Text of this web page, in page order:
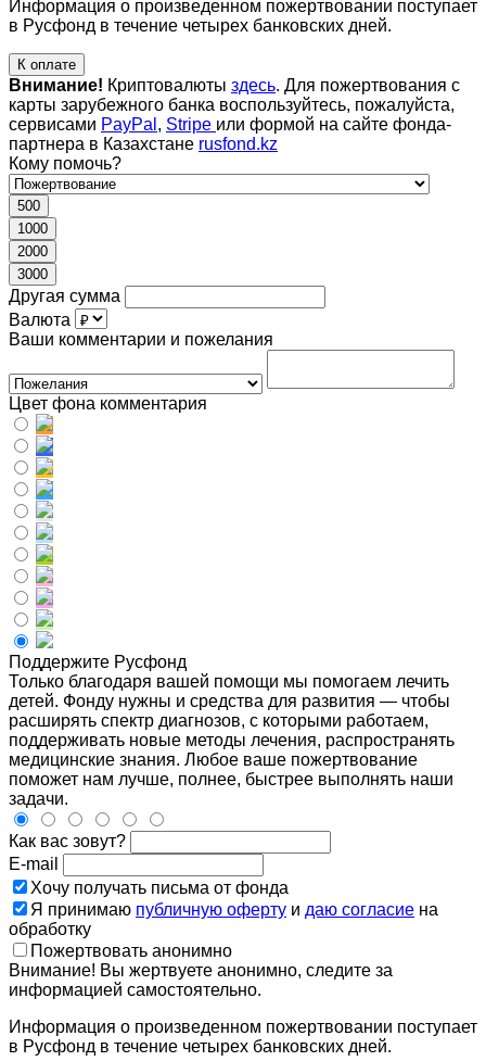
Информация о произведенном пожертвовании поступает
в Русфонд в течение четырех банковских дней.
К оплате
Внимание! Криптовалюты здесь. Для пожертвования с
карты зарубежного банка воспользуйтесь, пожалуйста,
сервисами PayPal , Stripe или формой на сайте фонда-
партнера в Казахстане rusfond.kz
Кому помочь?
500
1000
2000
3000
Другая сумма
Валюта
Ваши комментарии и пожелания
Цвет фона комментария
Поддержите Русфонд
Только благодаря вашей помощи мы помогаем лечить
детей. Фонду нужны и средства для развития — чтобы
расширять спектр диагнозов, с которыми работаем,
поддерживать новые методы лечения, распространять
медицинские знания. Любое ваше пожертвование
поможет нам лучше, полнее, быстрее выполнять наши
задачи.
Как вас зовут?
E-mail
Хочу получать письма от фонда
Я принимаю публичную оферту и даю согласие на
обработку
Пожертвовать анонимно
Внимание! Вы жертвуете анонимно, следите за
информацией самостоятельно.
Информация о произведенном пожертвовании поступает
в Русфонд в течение четырех банковских дней.